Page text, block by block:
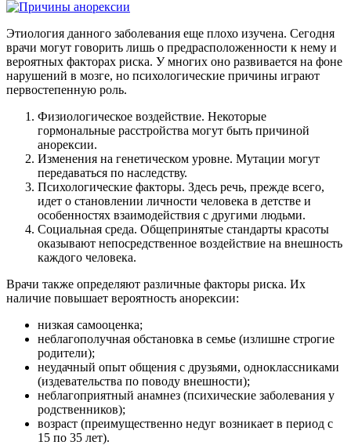
Этиология данного заболевания еще плохо изучена. Сегодня
врачи могут говорить лишь о предрасположенности к нему и
вероятных факторах риска. У многих оно развивается на фоне
нарушений в мозге, но психологические причины играют
первостепенную роль.
Физиологическое воздействие. Некоторые
гормональные расстройства могут быть причиной
анорексии.
Изменения на генетическом уровне. Мутации могут
передаваться по наследству.
Психологические факторы. Здесь речь, прежде всего,
идет о становлении личности человека в детстве и
особенностях взаимодействия с другими людьми.
Социальная среда. Общепринятые стандарты красоты
оказывают непосредственное воздействие на внешность
каждого человека.
Врачи также определяют различные факторы риска. Их
наличие повышает вероятность анорексии:
низкая самооценка;
неблагополучная обстановка в семье (излишне строгие
родители);
неудачный опыт общения с друзьями, одноклассниками
(издевательства по поводу внешности);
неблагоприятный анамнез (психические заболевания у
родственников);
возраст (преимущественно недуг возникает в период с
15 по 35 лет).